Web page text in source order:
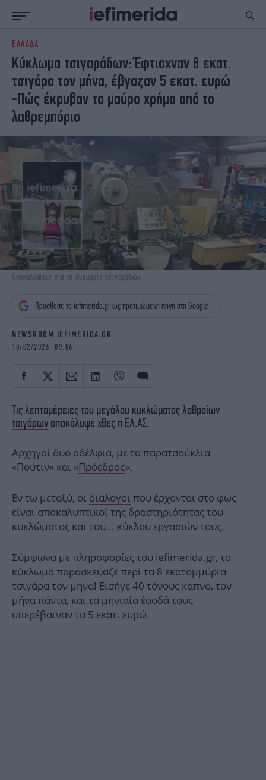
ΕΙΔΗΣΕΙΣ
NON PAPER
ΕΛΛΑΔΑ
ΟΙΚΟΝΟΜΙΑ
ΚΟΣΜΟΣ
ΠΟΛΙΤΙΣΜΟΣ
ΠΑΝΕΛΛΗΝΙΕΣ
ΖΩΗ
ΓΥΝΑΙΚΑ
ENGLISH EDITION
ΠΟΛΗ
STORIES
TRAVEL
ΤΕΧΝΟΛΟΓΙΑ
ΥΓΕΙΑ
DESIGN
ΟΛΥΜΠΙΑΚΟΙ ΑΓΩΝΕΣ
GREEN
PODCAST
iAUTOKINITO
iOPINIONS
iGASTRONOMIE
iBOOKS
ΖΩΔΙΑ
MEDIA
ELAMEFORA
NEWSLETTER
ΕΛΛΑΔΑ
Κύκλωμα τσιγαράδων: Έφτιαχναν 8 εκατ.
τσιγάρα τον μήνα, έβγαζαν 5 εκατ. ευρώ
-Πώς έκρυβαν το μαύρο χρήμα από το
λαθρεμπόριο
Αποκαλύψεις για τη συμμορία τσιγαράδων
Πρόσθεσε το iefimerida.gr ως προτιμώμενη πηγή στη Google
NEWSROOM IEFIMERIDA.GR
10/02/2026 09:06
Τις λεπτομέρειες του μεγάλου κυκλώματοςλαθραίων
τσιγάρων αποκάλυψε χθες η ΕΛ.ΑΣ.
Αρχηγοί δύο αδέλφια, με τα παρατσούκλια
«Πούτιν» και «Πρόεδρος».
Eν τω μεταξύ, oι διάλογοιπου έρχονται στο φως
είναι αποκαλυπτικοί της δραστηριότητας του
κυκλώματος και του... κύκλου εργασιών τους.
Σύμφωνα με πληροφορίες του iefimerida.gr, το
κύκλωμα παρασκεύαζε περί τα 8 εκατομμύρια
τσιγάρα τον μήνα! Εισήγε 40 τόνους καπνό, τον
μήνα πάντα, και τα μηνιαία έσοδά τους
υπερέβαιναν τα 5 εκατ. ευρώ.